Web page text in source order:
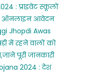
: प्राइवेट स्कूलों
ऑनलाइन आवेदन
Jhopdi Awas
में रहने वालों को
पूरी जानकारी
2024 : देश